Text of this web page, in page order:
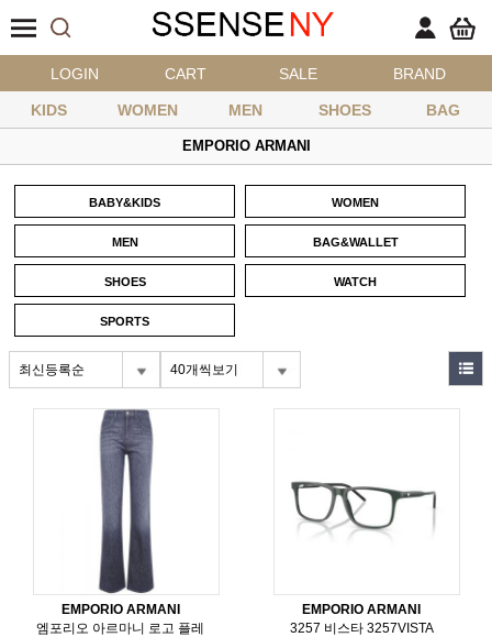
LOGIN CART SALE BRAND
KIDS WOMEN MEN SHOES BAG
EMPORIO ARMANI
BABY&KIDS WOMEN
MEN BAG&WALLET
SHOES WATCH
SPORTS
최신등록순 40개씩보기
EMPORIO ARMANI
엠포리오 아르마니 로고 플레
EMPORIO ARMANI
3257 비스타 3257VISTA